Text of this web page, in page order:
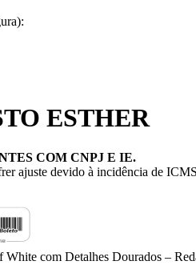
ESTHER
COM CNPJ E IE.
ajuste devido à incidência de
com Detalhes Dourados –